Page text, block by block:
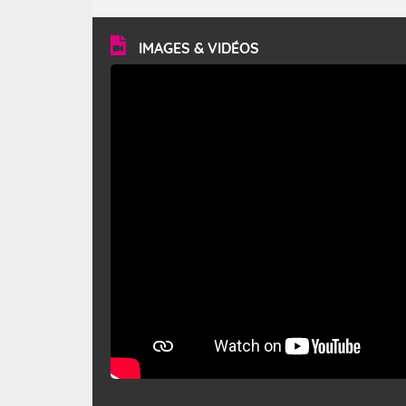
vitesse moyenne de 50 km/h et atteindre 80 à 100 km/h
en rafales, parfois davantage. Il parcourt la basse vallée
du Rhône et la Provence et envahit le littoral
méditerranéen à partir de la Camargue.
IMAGES & VIDÉOS